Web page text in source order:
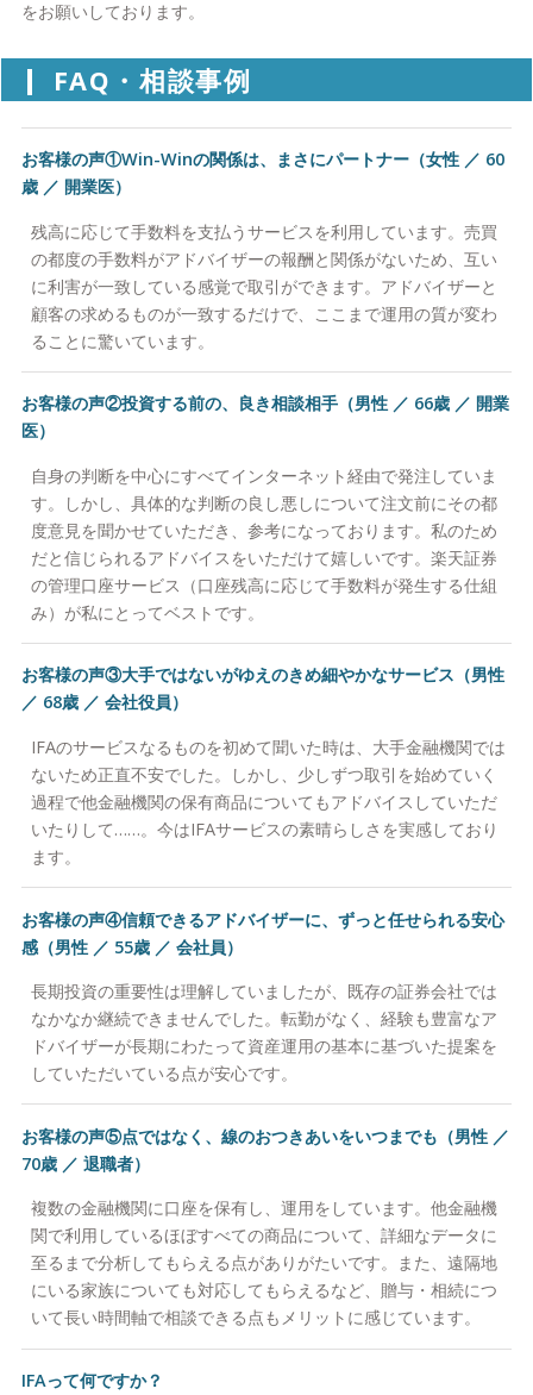
をお願いしております。
FAQ・相談事例
お客様の声①Win-Winの関係は、まさにパートナー（女性 ／ 60
歳 ／ 開業医）
残高に応じて手数料を支払うサービスを利用しています。売買
の都度の手数料がアドバイザーの報酬と関係がないため、互い
に利害が一致している感覚で取引ができます。アドバイザーと
顧客の求めるものが一致するだけで、ここまで運用の質が変わ
ることに驚いています。
お客様の声②投資する前の、良き相談相手（男性 ／ 66歳 ／ 開業
医）
自身の判断を中心にすべてインターネット経由で発注していま
す。しかし、具体的な判断の良し悪しについて注文前にその都
度意見を聞かせていただき、参考になっております。私のため
だと信じられるアドバイスをいただけて嬉しいです。楽天証券
の管理口座サービス（口座残高に応じて手数料が発生する仕組
み）が私にとってベストです。
お客様の声③大手ではないがゆえのきめ細やかなサービス（男性
／ 68歳 ／ 会社役員）
IFAのサービスなるものを初めて聞いた時は、大手金融機関では
ないため正直不安でした。しかし、少しずつ取引を始めていく
過程で他金融機関の保有商品についてもアドバイスしていただ
いたりして……。今はIFAサービスの素晴らしさを実感しており
ます。
お客様の声④信頼できるアドバイザーに、ずっと任せられる安心
感（男性 ／ 55歳 ／ 会社員）
長期投資の重要性は理解していましたが、既存の証券会社では
なかなか継続できませんでした。転勤がなく、経験も豊富なア
ドバイザーが長期にわたって資産運用の基本に基づいた提案を
していただいている点が安心です。
お客様の声⑤点ではなく、線のおつきあいをいつまでも（男性 ／
70歳 ／ 退職者）
複数の金融機関に口座を保有し、運用をしています。他金融機
関で利用しているほぼすべての商品について、詳細なデータに
至るまで分析してもらえる点がありがたいです。また、遠隔地
にいる家族についても対応してもらえるなど、贈与・相続につ
いて長い時間軸で相談できる点もメリットに感じています。
IFAって何ですか？